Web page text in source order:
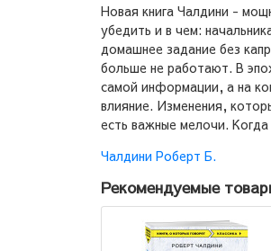
Новая книга Чалдини -
убедить и в чем:
домашнее задание без
больше не работают. В
самой информации, а на
влияние. Изменения,
есть важные мелочи.
Чалдини Роберт Б.
Рекомендуемые